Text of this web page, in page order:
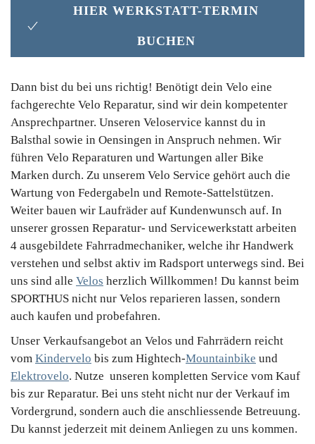
HIER WERKSTATT-TERMIN
BUCHEN
Dann bist du bei uns richtig! Benötigt dein Velo eine
fachgerechte Velo Reparatur, sind wir dein kompetenter
Ansprechpartner. Unseren Veloservice kannst du in
Balsthal sowie in Oensingen in Anspruch nehmen. Wir
führen Velo Reparaturen und Wartungen aller Bike
Marken durch. Zu unserem Velo Service gehört auch die
Wartung von Federgabeln und Remote-Sattelstützen.
Weiter bauen wir Laufräder auf Kundenwunsch auf. In
unserer grossen Reparatur- und Servicewerkstatt arbeiten
4 ausgebildete Fahrradmechaniker, welche ihr Handwerk
verstehen und selbst aktiv im Radsport unterwegs sind. Bei
uns sind alle Velos herzlich Willkommen! Du kannst beim
SPORTHUS nicht nur Velos reparieren lassen, sondern
auch kaufen und probefahren.
Unser Verkaufsangebot an Velos und Fahrrädern reicht
vom Kindervelo bis zum Hightech-Mountainbike und
Elektrovelo. Nutze unseren kompletten Service vom Kauf
bis zur Reparatur. Bei uns steht nicht nur der Verkauf im
Vordergrund, sondern auch die anschliessende Betreuung.
Du kannst jederzeit mit deinem Anliegen zu uns kommen.